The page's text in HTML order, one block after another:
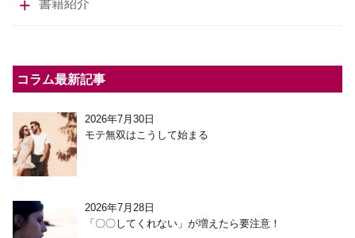
書籍紹介
コラム最新記事
2026年7月30日
モテ無双はこうして始まる
2026年7月28日
「〇〇してくれない」が増えたら要注意！